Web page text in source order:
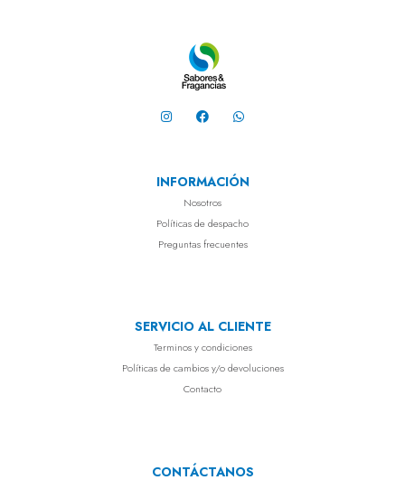
INFORMACIÓN
Nosotros
Políticas de despacho
Preguntas frecuentes
SERVICIO AL CLIENTE
Terminos y condiciones
Políticas de cambios y/o devoluciones
Contacto
CONTÁCTANOS